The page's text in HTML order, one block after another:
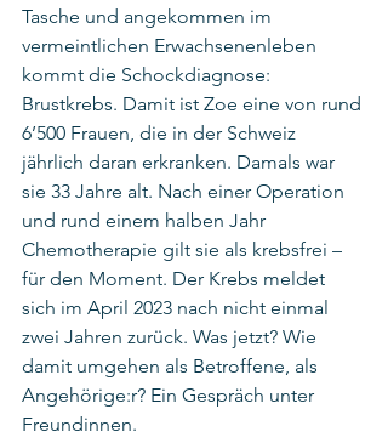
Tasche und angekommen im
vermeintlichen Erwachsenenleben
kommt die Schockdiagnose:
Brustkrebs. Damit ist Zoe eine von rund
6’500 Frauen, die in der Schweiz
jährlich daran erkranken. Damals war
sie 33 Jahre alt. Nach einer Operation
und rund einem halben Jahr
Chemotherapie gilt sie als krebsfrei –
für den Moment. Der Krebs meldet
sich im April 2023 nach nicht einmal
zwei Jahren zurück. Was jetzt? Wie
damit umgehen als Betroffene, als
Angehörige:r? Ein Gespräch unter
Freundinnen.